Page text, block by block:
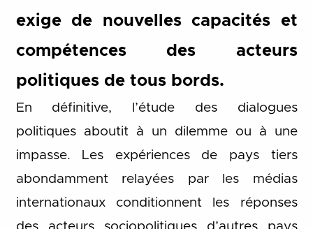
exige de nouvelles capacités et
compétences des acteurs
politiques de tous bords.
En définitive, l’étude des dialogues
politiques aboutit à un dilemme ou à une
impasse. Les expériences de pays tiers
abondamment relayées par les médias
internationaux conditionnent les réponses
des acteurs sociopolitiques d’autres pays